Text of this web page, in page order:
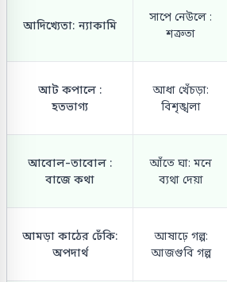
আদিখ্যেতা: ন্যাকামি
সাপে নেউলে :
শত্রুতা
আট কপালে :
হতভাগ্য
আধা খেঁচড়া:
বিশৃঙ্খলা
আবোল-তাবোল :
বাজে কথা
আঁতে ঘা: মনে
ব্যথা দেয়া
আমড়া কাঠের ঢেঁকি:
অপদার্থ
আষাঢ়ে গল্প:
আজগুবি গল্প